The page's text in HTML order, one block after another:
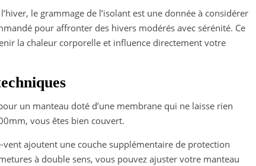
le grammage de l’isolant est une donnée à considérer
pour affronter des hivers modérés avec sérénité. Ce
la chaleur corporelle et influence directement votre
un manteau doté d’une membrane qui ne laisse rien
vous êtes bien couvert.
ajoutent une couche supplémentaire de protection
à double sens, vous pouvez ajuster votre manteau